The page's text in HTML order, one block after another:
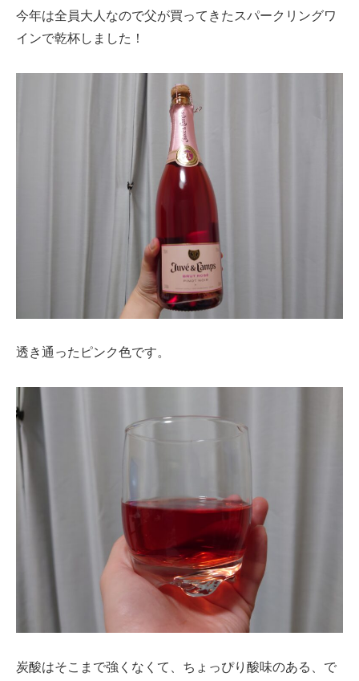
今年は全員大人なので父が買ってきたスパークリングワ
インで乾杯しました！
透き通ったピンク色です。
炭酸はそこまで強くなくて、ちょっぴり酸味のある、で